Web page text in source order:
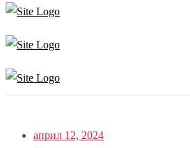
април 12, 2024